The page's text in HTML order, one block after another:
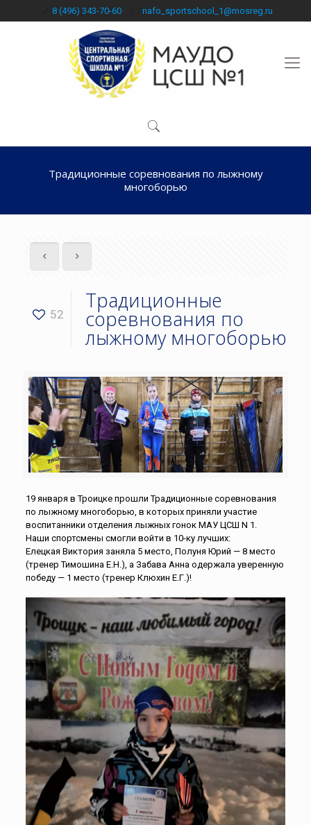
8 (496) 343-70-60 nafo_sportschool_1@mosreg.ru
Традиционные соревнования по лыжному
многоборью
52
Традиционные
соревнования по
лыжному многоборью
19 января в Троицке прошли Традиционные соревнования
по лыжному многоборью, в которых приняли участие
воспитанники отделения лыжных гонок МАУ ЦСШ N 1.
Наши спортсмены смогли войти в 10-ку лучших:
Елецкая Виктория заняла 5 место, Полуня Юрий — 8 место
(тренер Тимошина Е.Н.), а Забава Анна одержала уверенную
победу — 1 место (тренер Клюхин Е.Г.)!